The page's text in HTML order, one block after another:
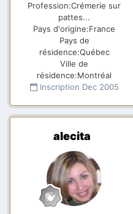
Profession:Crémerie sur
pattes...
Pays d'origine:France
Pays de
résidence:Québec
Ville de
résidence:Montréal
Inscription Dec 2005
alecita